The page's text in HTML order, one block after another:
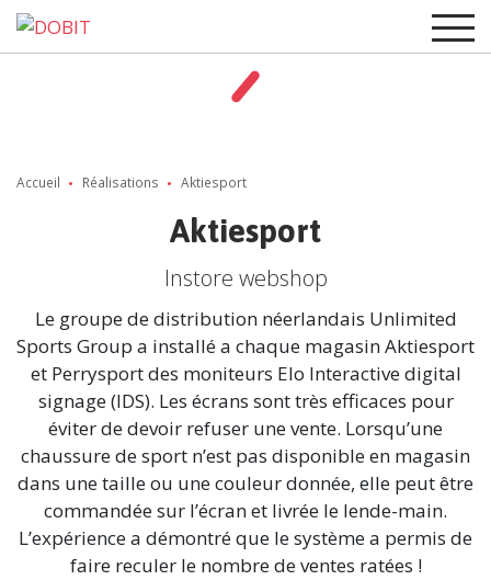
Accueil Réalisations Aktiesport
Aktiesport
Instore webshop
Le groupe de distribution néerlandais Unlimited
Sports Group a installé a chaque magasin Aktiesport
et Perrysport des moniteurs Elo Interactive digital
signage (IDS). Les écrans sont très efficaces pour
éviter de devoir refuser une vente. Lorsqu’une
chaussure de sport n’est pas disponible en magasin
dans une taille ou une couleur donnée, elle peut être
commandée sur l’écran et livrée le lende-main.
L’expérience a démontré que le système a permis de
faire reculer le nombre de ventes ratées !